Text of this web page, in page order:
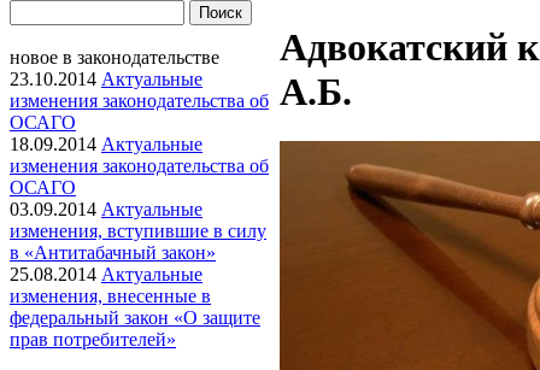
новое в законодательстве
23.10.2014 Актуальные
изменения законодательства об
ОСАГО
18.09.2014 Актуальные
изменения законодательства об
ОСАГО
03.09.2014 Актуальные
изменения, вступившие в силу
в «Антитабачный закон»
25.08.2014 Актуальные
изменения, внесенные в
федеральный закон «О защите
прав потребителей»
Адвокатский
А.Б.